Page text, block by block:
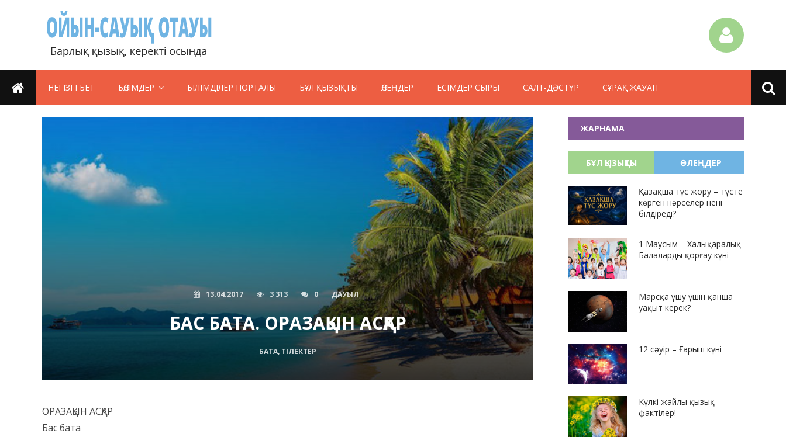
НЕГІЗГІ БЕТ БӨЛІМДЕР БІЛІМДІЛЕР ПОРТАЛЫ БҰЛ ҚЫЗЫҚТЫ ӨЛЕҢДЕР ЕСІМДЕР СЫРЫ САЛТ-ДӘСТҮР СҰРАҚ ЖАУАП
13.04.2017 3 313 0 ДАУЫЛ
БАС БАТА. ОРАЗАҚЫН АСҚАР
БАТА, ТІЛЕКТЕР
ОРАЗАҚЫН АСҚАР
Бас бата
ЖАРНАМА
БҰЛ ҚЫЗЫҚТЫ ӨЛЕҢДЕР
Қазақша түс жору – түсте
көрген нәрселер нені
білдіреді?
1 Маусым – Халықаралық
Балаларды қорғау күні
Марсқа ұшу үшін қанша
уақыт керек?
12 сәуір – Ғарыш күні
Күлкі жайлы қызық
фактілер!